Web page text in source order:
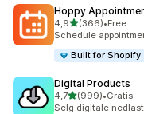
Hoppy
4,9av 5 stjerner
(366)
Totalt 366 omtaler
•Free
Schedule
Built for Shopify
Digital Products
4,7av 5 stjerner
(999)
Totalt 999 omtaler
•Gratis
Selg digitale